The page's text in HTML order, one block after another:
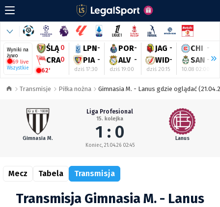
Wyniki na
żywo
69 live
Wszystkie
ŚLĄ 0
CRA0
62'
LPN-
PIA -
dziś 17:30
POR-
ALV -
dziś 19:00
JAG -
WID-
dziś 20:15
CHI -
SAN -
10.08 02:00
Transmisje Piłka nożna Gimnasia M. - Lanus gdzie oglądać
Gimnasia M.
Liga Profesional
15. kolejka
1 : 0
Koniec, 21.04.26 02:45
Lanus
Mecz Tabela Transmisja
Transmisja Gimnasia M. - Lanus